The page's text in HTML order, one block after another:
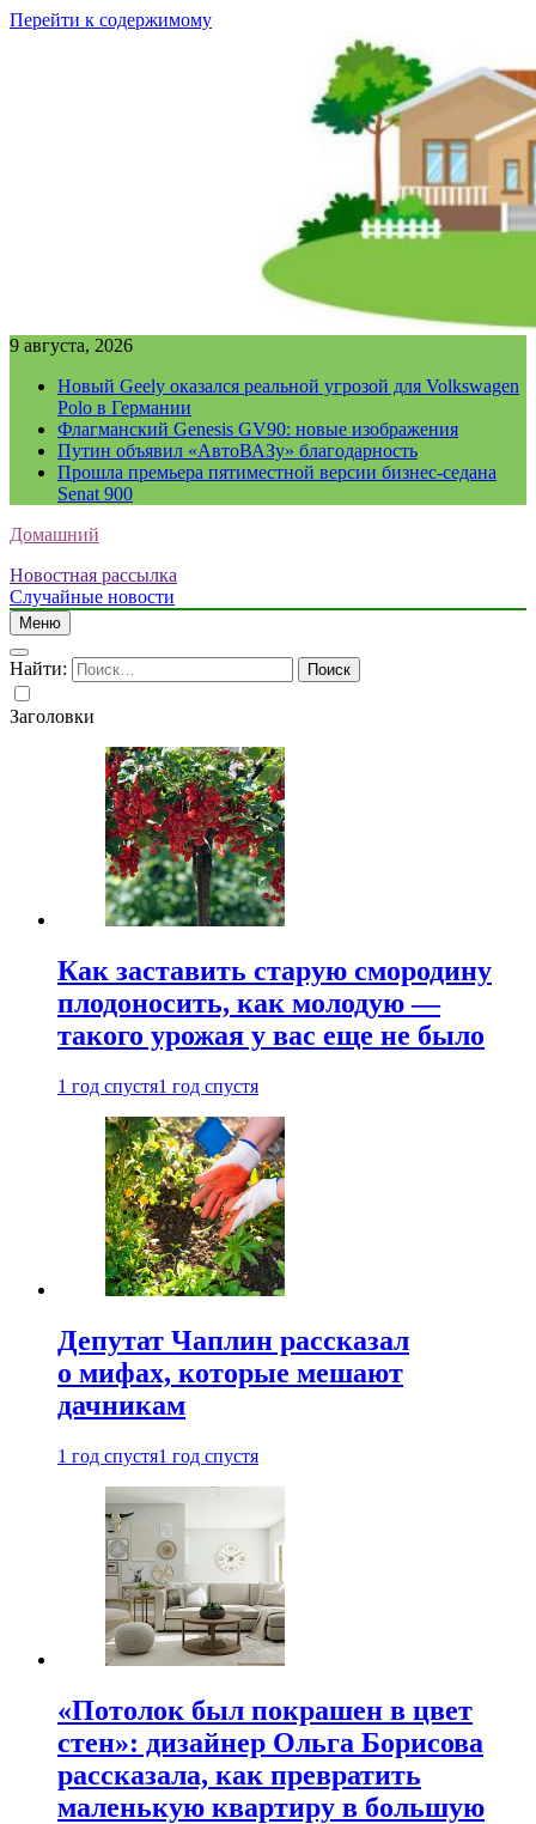
Перейти к содержимому
9 августа, 2026
Новый Geely оказался реальной угрозой для Volkswagen
Polo в Германии
Флагманский Genesis GV90: новые изображения
Путин объявил «АвтоВАЗу» благодарность
Прошла премьера пятиместной версии бизнес-седана
Senat 900
Домашний
Новостная рассылка
Случайные новости
Меню
Найти:
Заголовки
Как заставить старую смородину
плодоносить, как молодую —
такого урожая у вас еще не было
1 год спустя1 год спустя
Депутат Чаплин рассказал
о мифах, которые мешают
дачникам
1 год спустя1 год спустя
«Потолок был покрашен в цвет
стен»: дизайнер Ольга Борисова
рассказала, как превратить
маленькую квартиру в большую